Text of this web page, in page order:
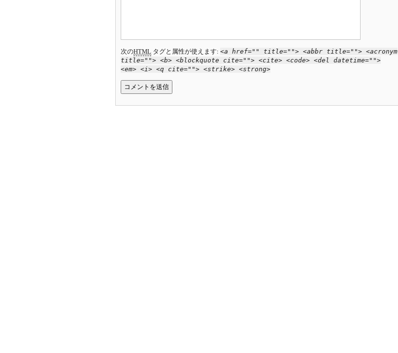
次のHTML タグと属性が使えます: <a href="" title=""> <abbr title=""> <acronym
title=""> <b> <blockquote cite=""> <cite> <code> <del datetime="">
<em> <i> <q cite=""> <strike> <strong>